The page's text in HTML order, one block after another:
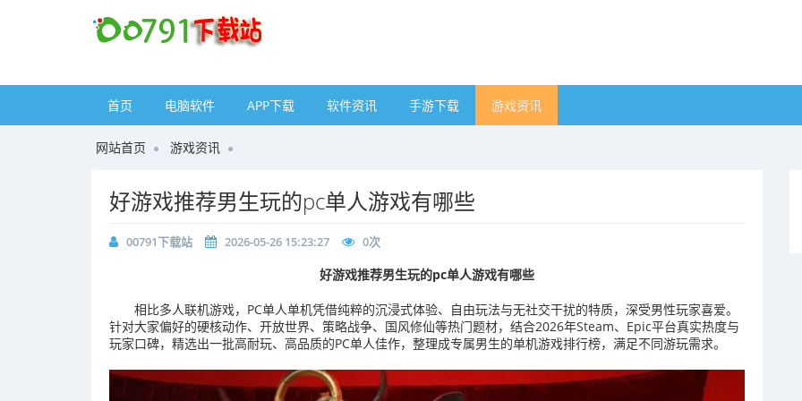
首页 电脑软件 APP下载 软件资讯 手游下载 游戏资讯
网站首页 游戏资讯
好游戏推荐男生玩的pc单人游戏有哪些
00791下载站 2026-05-26 15:23:27 0次
好游戏推荐男生玩的pc单人游戏有哪些
相比多人联机游戏，PC单人单机凭借纯粹的沉浸式体验、自由玩法与无社交干扰的特质，深受男性玩家喜爱。
针对大家偏好的硬核动作、开放世界、策略战争、国风修仙等热门题材，结合2026年Steam、Epic平台真实热度与
玩家口碑，精选出一批高耐玩、高品质的PC单人佳作，整理成专属男生的单机游戏排行榜，满足不同游玩需求。